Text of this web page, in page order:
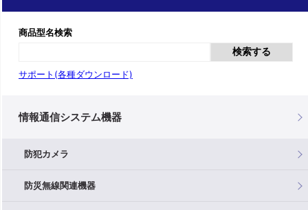
商品型名検索
検索する
サポート(各種ダウンロード)
情報通信システム機器
防犯カメラ
防災無線関連機器